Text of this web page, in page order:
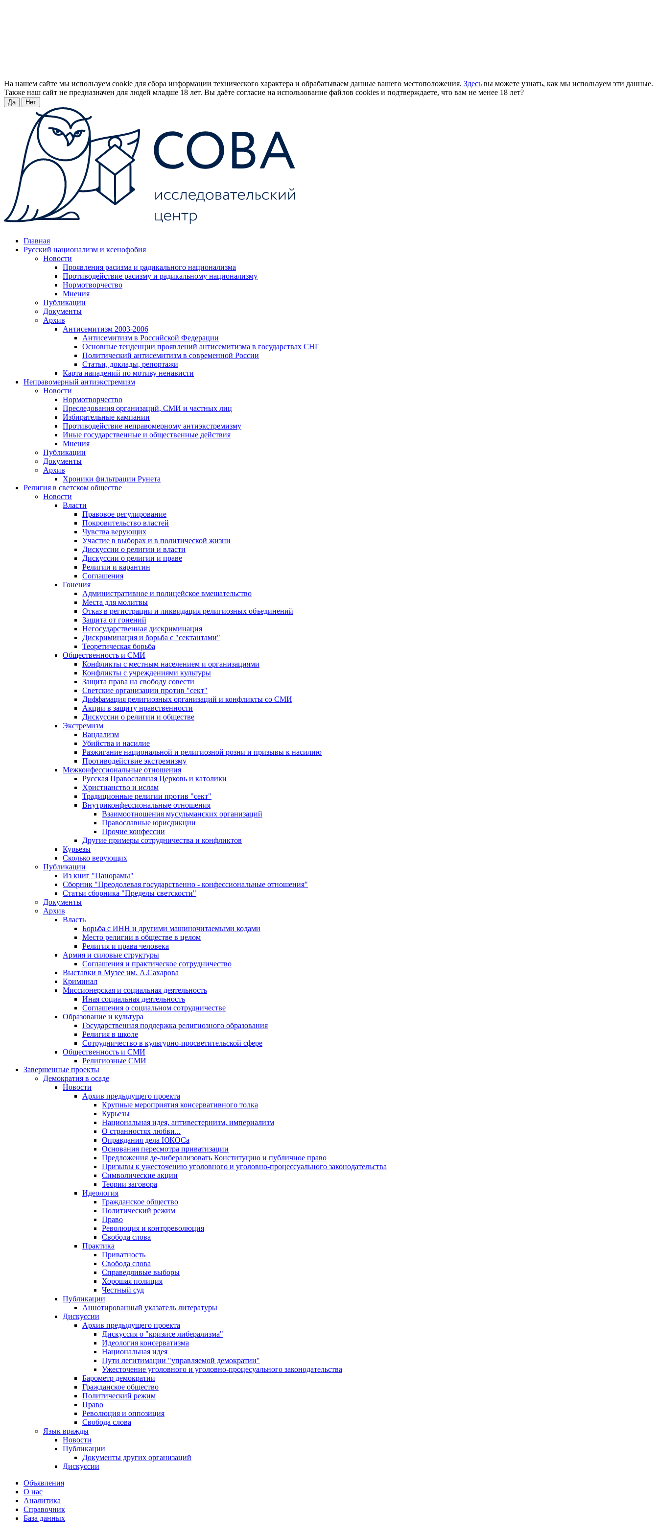
На нашем сайте мы используем cookie для сбора информации технического характера и обрабатываем данные вашего местоположения. Здесь вы можете узнать, как мы используем эти данные.
Также наш сайт не предназначен для людей младше 18 лет. Вы даёте согласие на использование файлов cookies и подтверждаете, что вам не менее 18 лет?
Да Нет
Главная
Русский национализм и ксенофобия
Новости
Проявления расизма и радикального национализма
Противодействие расизму и радикальному национализму
Нормотворчество
Мнения
Публикации
Документы
Архив
Антисемитизм 2003-2006
Антисемитизм в Российской Федерации
Основные тенденции проявлений антисемитизма в государствах СНГ
Политический антисемитизм в современной России
Статьи, доклады, репортажи
Карта нападений по мотиву ненависти
Неправомерный антиэкстремизм
Новости
Нормотворчество
Преследования организаций, СМИ и частных лиц
Избирательные кампании
Противодействие неправомерному антиэкстремизму
Иные государственные и общественные действия
Мнения
Публикации
Документы
Архив
Хроники фильтрации Рунета
Религия в светском обществе
Новости
Власти
Правовое регулирование
Покровительство властей
Чувства верующих
Участие в выборах и в политической жизни
Дискуссии о религии и власти
Дискуссии о религии и праве
Религии и карантин
Соглашения
Гонения
Административное и полицейское вмешательство
Места для молитвы
Отказ в регистрации и ликвидация религиозных объединений
Защита от гонений
Негосударственная дискриминация
Дискриминация и борьба с "сектантами"
Теоретическая борьба
Общественность и СМИ
Конфликты с местным населением и организациями
Конфликты с учреждениями культуры
Защита права на свободу совести
Светские организации против "сект"
Диффамация религиозных организаций и конфликты со СМИ
Акции в защиту нравственности
Дискуссии о религии и обществе
Экстремизм
Вандализм
Убийства и насилие
Разжигание национальной и религиозной розни и призывы к насилию
Противодействие экстремизму
Межконфессиональные отношения
Русская Православная Церковь и католики
Христианство и ислам
Традиционные религии против "сект"
Внутриконфессиональные отношения
Взаимоотношения мусульманских организаций
Православные юрисдикции
Прочие конфессии
Другие примеры сотрудничества и конфликтов
Курьезы
Сколько верующих
Публикации
Из книг "Панорамы"
Сборник "Преодолевая государственно - конфессиональные отношения"
Статьи сборника "Пределы светскости"
Документы
Архив
Власть
Борьба с ИНН и другими машиночитаемыми кодами
Место религии в обществе в целом
Религия и права человека
Армия и силовые структуры
Соглашения и практическое сотрудничество
Выставки в Музее им. А.Сахарова
Криминал
Миссионерская и социальная деятельность
Иная социальная деятельность
Соглашения о социальном сотрудничестве
Образование и культура
Государственная поддержка религиозного образования
Религия в школе
Сотрудничество в культурно-просветительской сфере
Общественность и СМИ
Религиозные СМИ
Завершенные проекты
Демократия в осаде
Новости
Архив предыдущего проекта
Крупные мероприятия консервативного толка
Курьезы
Национальная идея, антивестернизм, империализм
О странностях любви...
Оправдания дела ЮКОСа
Основания пересмотра приватизации
Предложения де-либерализовать Конституцию и публичное право
Призывы к ужесточению уголовного и уголовно-процессуального законодательства
Символические акции
Теории заговора
Идеология
Гражданское общество
Политический режим
Право
Революция и контрреволюция
Свобода слова
Практика
Приватность
Свобода слова
Справедливые выборы
Хорошая полиция
Честный суд
Публикации
Аннотированный указатель литературы
Дискуссии
Архив предыдущего проекта
Дискуссия о "кризисе либерализма"
Идеология консерватизма
Национальная идея
Пути легитимации "управляемой демократии"
Ужесточение уголовного и уголовно-процесуального законодательства
Барометр демократии
Гражданское общество
Политический режим
Право
Революция и оппозиция
Свобода слова
Язык вражды
Новости
Публикации
Документы других организаций
Дискуссии
Объявления
О нас
Аналитика
Справочник
База данных